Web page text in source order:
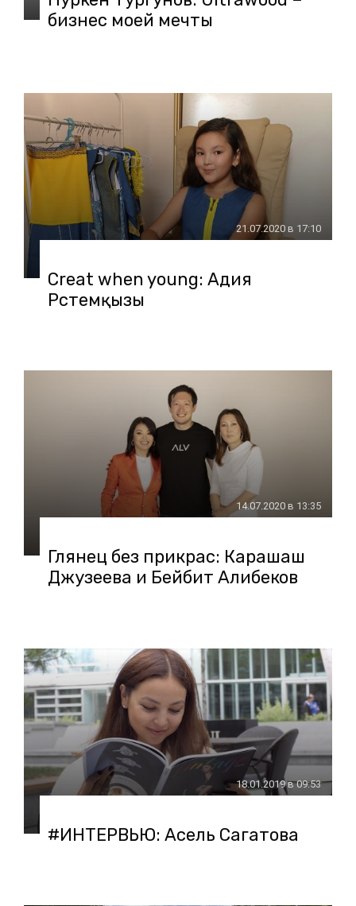
бизнес моей мечты
21.07.2020 в 17:10
Creat when young: Адия
Рүстемқызы
14.07.2020 в 13:35
Глянец без прикрас: Карашаш
Джузеева и Бейбит Алибеков
18.01.2019 в 09:53
#ИНТЕРВЬЮ: Асель Сагатова